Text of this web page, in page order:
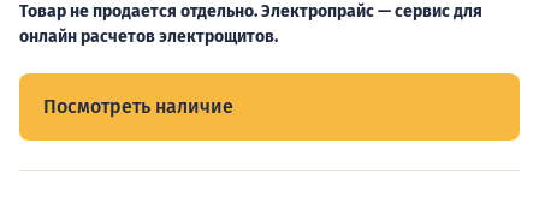
Товар не продается отдельно. Электропрайс — сервис для
онлайн расчетов электрощитов.
Посмотреть наличие